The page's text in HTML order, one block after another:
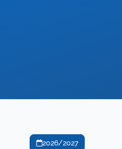
2026/2027